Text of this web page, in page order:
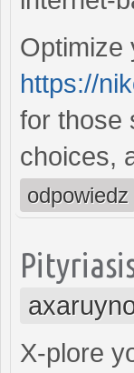
Optimize
https://
for those
choices,
odpowiedz
X-plore